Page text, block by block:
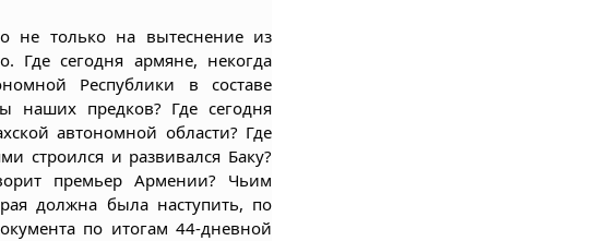
не только на вытеснение из
сегодня армяне, некогда
Республики в составе
наших предков? Где сегодня
автономной области? Где
строился и развивался Баку?
премьер Армении? Чьим
должна была наступить, по
по итогам 44-дневной